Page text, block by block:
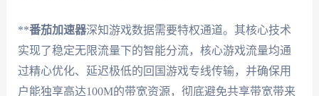
**番茄加速器深知游戏数据需要特权通道。其核心技术
实现了稳定无限流量下的智能分流，核心游戏流量均通
过精心优化、延迟极低的回国游戏专线传输，并确保用
户能独享高达100M的带宽资源，彻底避免共享带宽带来